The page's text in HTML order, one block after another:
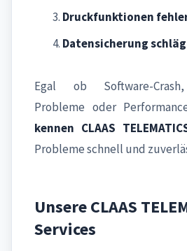
Druckfunktionen
Datensicherung
Egal ob Software-
Probleme oder
kennen CLAAS
Probleme schnell und
Unsere CLAAS
Services